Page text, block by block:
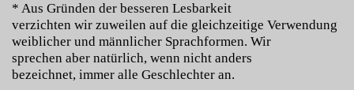
* Aus Gründen der besseren Lesbarkeit
verzichten wir zuweilen auf die gleichzeitige Verwendung
weiblicher und männlicher Sprachformen. Wir
sprechen aber natürlich, wenn nicht anders
bezeichnet, immer alle Geschlechter an.